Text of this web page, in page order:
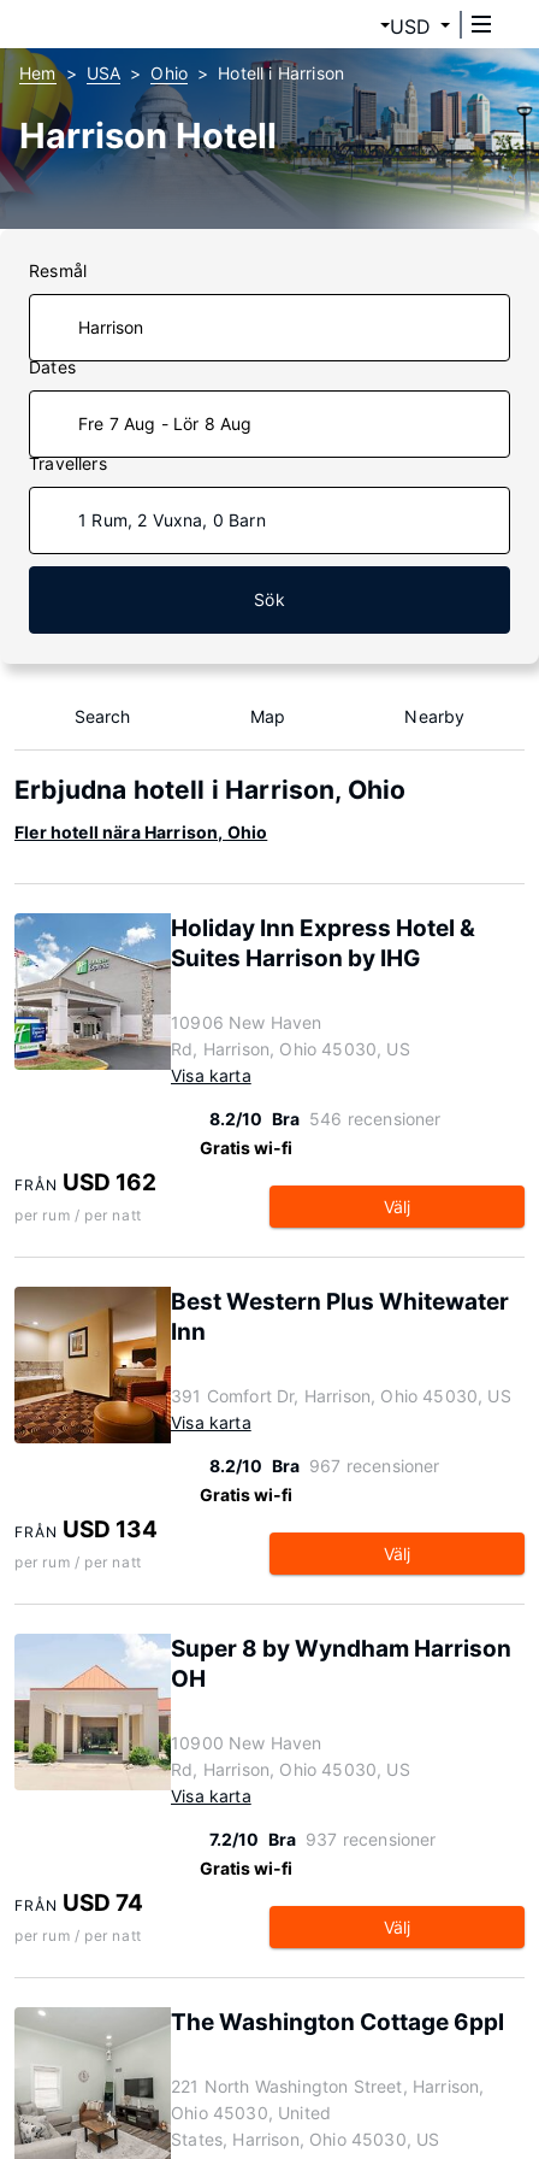
USD
Hem USA Ohio Hotell i Harrison
Harrison Hotell
Resmål
Dates
Fre 7 Aug - Lör 8 Aug
Travellers
1 Rum, 2 Vuxna, 0 Barn
Sök
Search Map Nearby
Erbjudna hotell i Harrison, Ohio
Fler hotell nära Harrison, Ohio
Holiday Inn Express Hotel &
Suites Harrison by IHG
10906 New Haven
Rd, Harrison, Ohio 45030, US
Visa karta
8.2/10 Bra 546 recensioner
Gratis wi-fi
FRÅN USD 162
per rum / per natt Välj
Best Western Plus Whitewater
Inn
391 Comfort Dr, Harrison, Ohio 45030, US
Visa karta
8.2/10 Bra 967 recensioner
Gratis wi-fi
FRÅN USD 134
per rum / per natt Välj
Super 8 by Wyndham Harrison
OH
10900 New Haven
Rd, Harrison, Ohio 45030, US
Visa karta
7.2/10 Bra 937 recensioner
Gratis wi-fi
FRÅN USD 74
per rum / per natt Välj
The Washington Cottage 6ppl
221 North Washington Street, Harrison,
Ohio 45030, United
States, Harrison, Ohio 45030, US